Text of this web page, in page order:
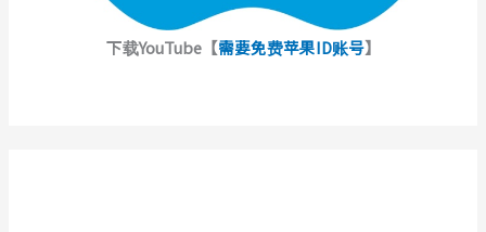
下载YouTube【需要免费苹果ID账号】